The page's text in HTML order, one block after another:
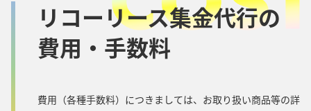
リコーリース集金代行の
費用・手数料
費用（各種手数料）につきましては、お取り扱い商品等の詳